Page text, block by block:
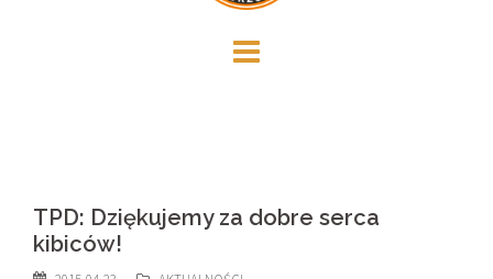
TPD: Dziękujemy za dobre serca
kibiców!